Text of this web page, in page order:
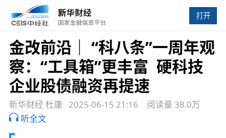
打开
金改前沿｜ “科八条”一周年观
察：“工具箱”更丰富 硬科技
企业股债融资再提速
新华财经 杜康 2025-06-15 21:16
阅读量 38.0万
听全文